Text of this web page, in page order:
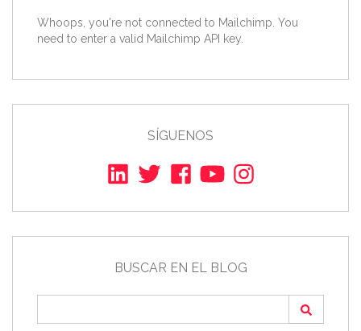
Whoops, you're not connected to Mailchimp. You
need to enter a valid Mailchimp API key.
SÍGUENOS
BUSCAR EN EL BLOG